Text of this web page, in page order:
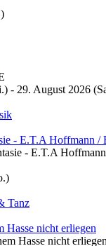
- 29. August 2026
- E.T.A Hoffmann /
Tanz
nicht erliegen